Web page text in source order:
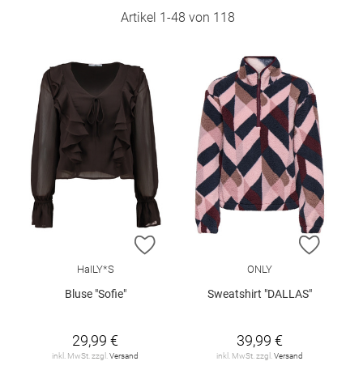
Artikel 1-48 von 118
ZUR WUNSCHLISTE HINZUFÜGEN
HaILY*S
Bluse "Sofie"
29,99 €
inkl. MwSt. zzgl. Versand
ZUR
ONLY
Sweatshirt "DALLAS"
39,99 €
inkl. MwSt. zzgl. Versand